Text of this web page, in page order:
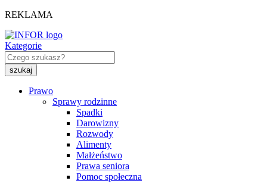
REKLAMA
Kategorie
Prawo
Sprawy rodzinne
Spadki
Darowizny
Rozwody
Alimenty
Małżeństwo
Prawa seniora
Pomoc społeczna